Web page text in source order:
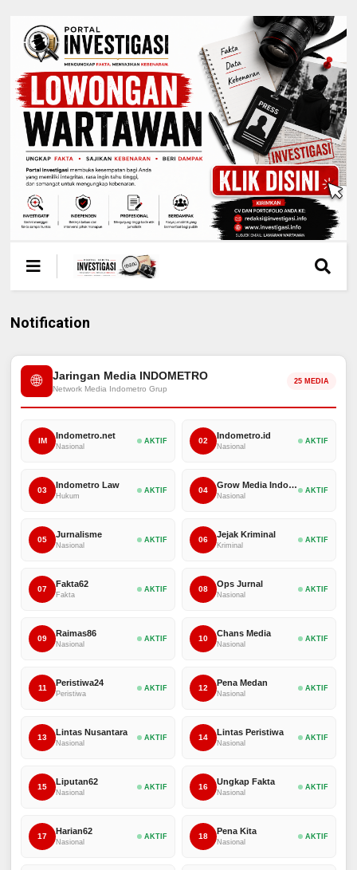
Notification
🌐 Jaringan Media INDOMETRO
Network Media Indometro Grup
25 MEDIA
IM
Indometro.net
Nasional
AKTIF 02
Indometro.id
Nasional
AKTIF
03
Indometro Law
Hukum
AKTIF 04
Grow Media Indonesia
Nasional
AKTIF
05
Jurnalisme
Nasional
AKTIF 06
Jejak Kriminal
Kriminal
AKTIF
07
Fakta62
Fakta
AKTIF 08
Ops Jurnal
Nasional
AKTIF
09
Raimas86
Nasional
AKTIF 10
Chans Media
Nasional
AKTIF
11
Peristiwa24
Peristiwa
AKTIF 12
Pena Medan
Nasional
AKTIF
13
Lintas Nusantara
Nasional
AKTIF 14
Lintas Peristiwa
Nasional
AKTIF
15
Liputan62
Nasional
AKTIF 16
Ungkap Fakta
Nasional
AKTIF
17
Harian62
Nasional
AKTIF 18
Pena Kita
Nasional
AKTIF